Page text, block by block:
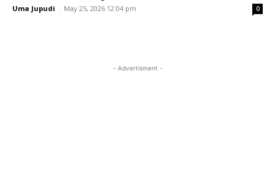
Uma Jupudi - May 25, 2026 12:04 pm 0
- Advertisment -